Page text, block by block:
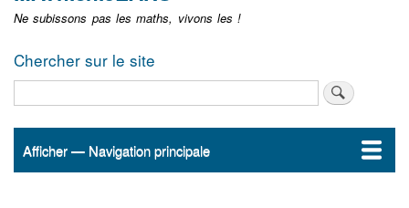
Ne subissons pas les maths, vivons les !
Chercher sur le site
Navigation
Afficher — Navigation principale